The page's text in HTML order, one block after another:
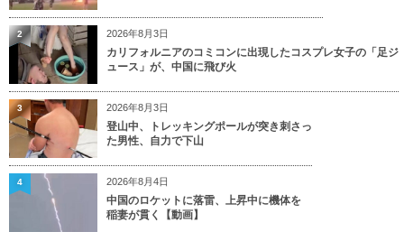
2026年8月3日
カリフォルニアのコミコンに出現したコスプレ女子の「足ジ
ュース」が、中国に飛び火
2
2026年8月3日
登山中、トレッキングポールが突き刺さっ
た男性、自力で下山
3
2026年8月4日
中国のロケットに落雷、上昇中に機体を
稲妻が貫く【動画】
4